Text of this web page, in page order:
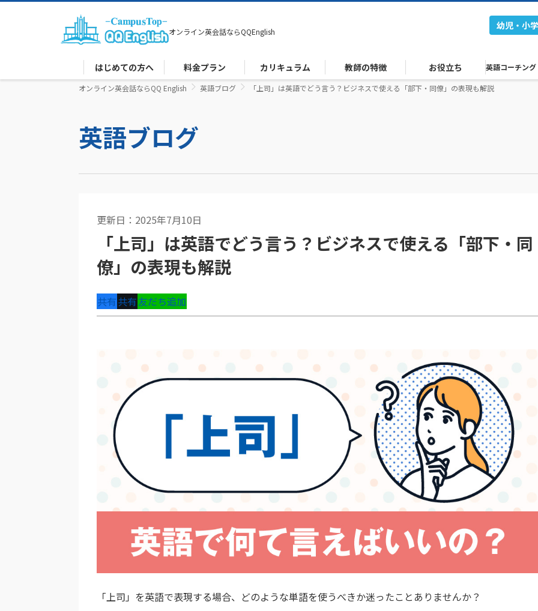
オンライン英会話ならQQEnglish
幼児・小
はじめての方へ 料金プラン カリキュラム 教師の特徴 お役立ち 英語コーチング
オンライン英会話ならQQ English 英語ブログ 「上司」は英語でどう言う？ビジネスで使える「部下・同僚」の表現も解説
英語ブログ
更新日：2025年7月10日
「上司」は英語でどう言う？ビジネスで使える「部下・同
僚」の表現も解説
共有共有友だち追加
「上司」を英語で表現する場合、どのような単語を使うべきか迷ったことありませんか？